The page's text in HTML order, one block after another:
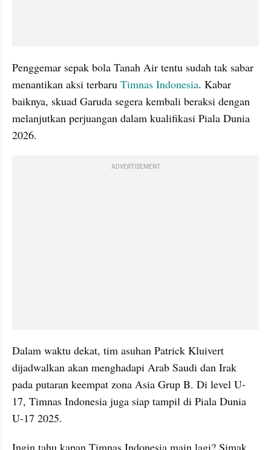
Penggemar sepak bola Tanah Air tentu sudah tak sabar
menantikan aksi terbaru Timnas Indonesia. Kabar
baiknya, skuad Garuda segera kembali beraksi dengan
melanjutkan perjuangan dalam kualifikasi Piala Dunia
2026.
ADVERTISEMENT
Dalam waktu dekat, tim asuhan Patrick Kluivert
dijadwalkan akan menghadapi Arab Saudi dan Irak
pada putaran keempat zona Asia Grup B. Di level U-
17, Timnas Indonesia juga siap tampil di Piala Dunia
U-17 2025.
Ingin tahu kapan Timnas Indonesia main lagi? Simak